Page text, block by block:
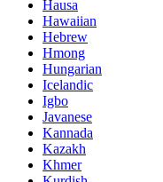
Hausa
Hawaiian
Hebrew
Hmong
Hungarian
Icelandic
Igbo
Javanese
Kannada
Kazakh
Khmer